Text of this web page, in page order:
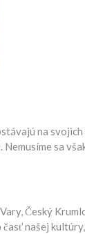
na
sa
Český
našej